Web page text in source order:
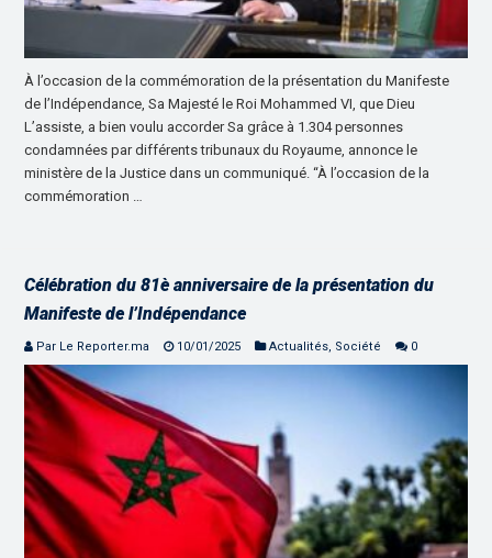
À l’occasion de la commémoration de la présentation du Manifeste
de l’Indépendance, Sa Majesté le Roi Mohammed VI, que Dieu
L’assiste, a bien voulu accorder Sa grâce à 1.304 personnes
condamnées par différents tribunaux du Royaume, annonce le
ministère de la Justice dans un communiqué. “À l’occasion de la
commémoration …
Célébration du 81è anniversaire de la présentation du
Manifeste de l’Indépendance
Par Le Reporter.ma 10/01/2025 Actualités Société 0